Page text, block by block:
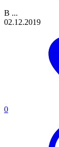
В ...
02.12.2019
0